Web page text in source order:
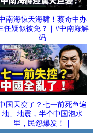
南海惊天海啸！蔡奇中办
任疑似被免？｜#中南海解
码
国天变了？七一前死鱼遍
地、地震，半个中国泡水
里，民怨爆发！｜